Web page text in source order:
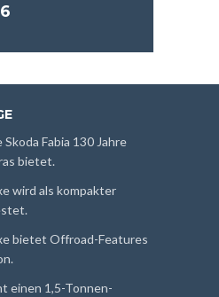
Fabia 130 Jahre
bietet.
wird als kompakter
bietet Offroad-Features
einen 1,5-Tonnen-